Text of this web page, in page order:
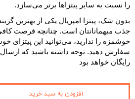
را نسبت به سایر پیتزاها برتر می‌سازد.
بدون شک، پیتزا امپریال یکی از بهترین
جذب میهمانانتان است. چنانچه فرصت
خوشمزه را ندارید، می‌توانید این پیتزای
سفارش دهید. توجه داشته باشید که ارسال
رایگان خواهد بود
افزودن به سبد خرید